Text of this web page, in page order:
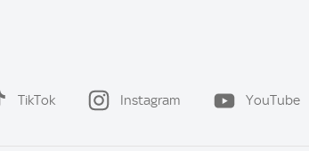
TikTok Instagram YouTube